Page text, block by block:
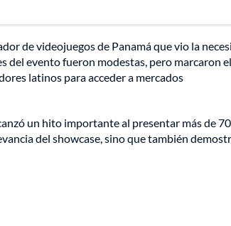
de videojuegos de Panamá que vio la
del evento fueron modestas, pero marcaron
latinos para acceder a mercados
un hito importante al presentar más de 70
del showcase, sino que también